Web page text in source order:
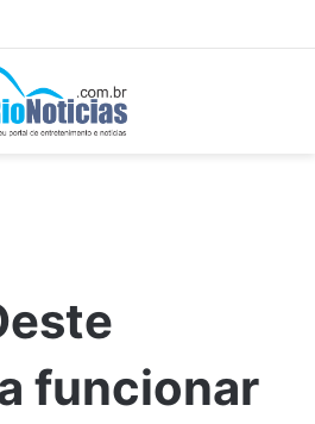
funcionar